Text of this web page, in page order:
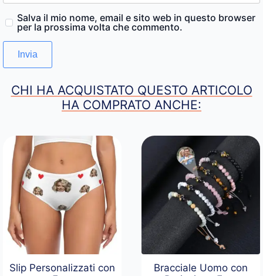
Salva il mio nome, email e sito web in questo browser
per la prossima volta che commento.
CHI HA ACQUISTATO QUESTO ARTICOLO
HA COMPRATO ANCHE:
Slip Personalizzati con
Bracciale Uomo con